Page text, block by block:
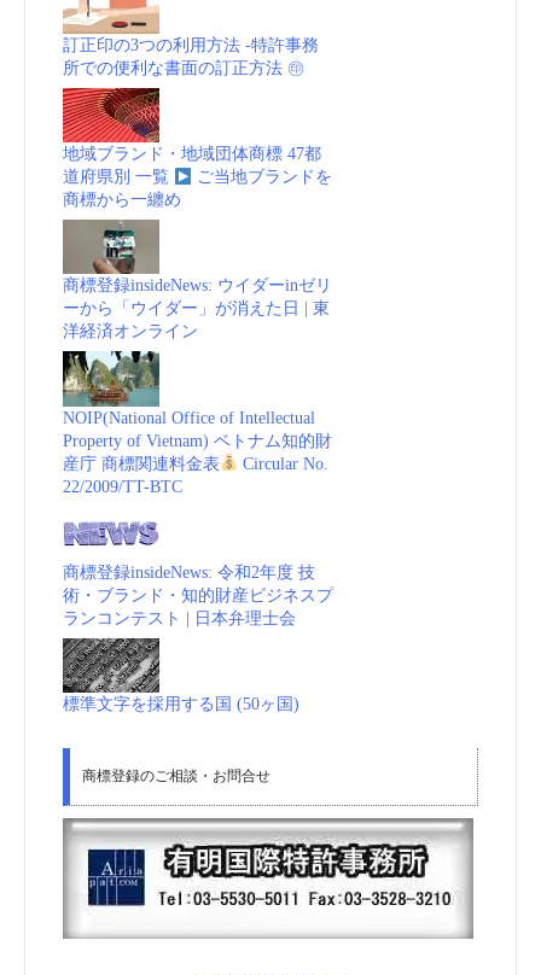
訂正印の3つの利用方法 -特許事務
所での便利な書面の訂正方法 ㊞
地域ブランド・地域団体商標 47都
道府県別 一覧
ご当地ブランドを
商標から一纏め
商標登録insideNews: ウイダーinゼリ
ーから「ウイダー」が消えた日 | 東
洋経済オンライン
NOIP(National Office of Intellectual
Property of Vietnam) ベトナム知的財
産庁 商標関連料金表
Circular No.
22/2009/TT-BTC
商標登録insideNews: 令和2年度 技
術・ブランド・知的財産ビジネスプ
ランコンテスト | 日本弁理士会
標準文字を採用する国 (50ヶ国)
商標登録のご相談・お問合せ